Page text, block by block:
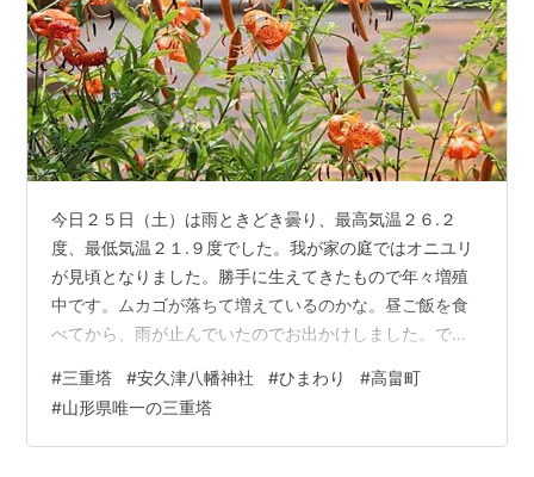
今日２５日（土）は雨ときどき曇り、最高気温２６.２
度、最低気温２１.９度でした。我が家の庭ではオニユリ
が見頃となりました。勝手に生えてきたもので年々増殖
中です。ムカゴが落ちて増えているのかな。昼ご飯を食
べてから、雨が止んでいたのでお出かけしました。でも
重塔 に着くや本格的な降りになってきました。道路向か
いの道の駅でしばし雨宿りをしました。産直では、夏野
菜を買いました。雨が止んだので三重塔へ向かいまし
#三重塔 #安久津八幡神社 #ひまわり #高畠町
#山形県唯一の三重塔